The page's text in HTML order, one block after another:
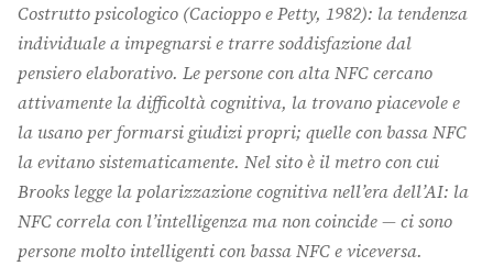
Irene Media
Indice
About
The Abstract
Cerca
Costrutto psicologico (Cacioppo e Petty, 1982): la tendenza
individuale a impegnarsi e trarre soddisfazione dal
pensiero elaborativo. Le persone con alta NFC cercano
attivamente la difficoltà cognitiva, la trovano piacevole e
la usano per formarsi giudizi propri; quelle con bassa NFC
la evitano sistematicamente. Nel sito è il metro con cui
Brooks legge la polarizzazione cognitiva nell’era dell’AI: la
NFC correla con l’intelligenza ma non coincide — ci sono
persone molto intelligenti con bassa NFC e viceversa.